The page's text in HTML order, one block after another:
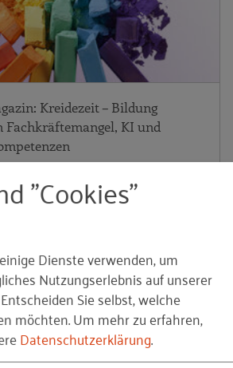
Kreidezeit – Bildung
Fachkräftemangel, KI und
RKW Magazins geht es um das
Fachkräftemangel, KI und
von RKW Kompetenzzentrum
"Cookies"
Dienste verwenden, um
Nutzungserlebnis auf unserer
Sie selbst, welche
möchten.Um mehr zu erfahren,
Datenschutzerklärung.